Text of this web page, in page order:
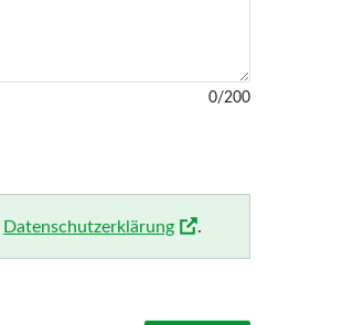
0/200
Datenschutzerklärung .